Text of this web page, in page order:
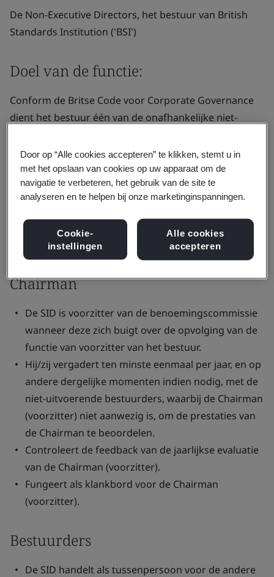
De Non-Executive Directors, het bestuur van British
Standards Institution ('BSI')
Doel van de functie:
Conform de Britse Code voor Corporate Governance
dient het bestuur één van de onafhankelijke niet-
Independent Director ('SID'). Deze rol omvat, naast de
algemene taken van een niet-uitvoerend bestuurder
zoals vastgelegd in de aanstellingsbrief, aanvullende
verantwoordelijkheden.
Verantwoordelijkheden:
Chairman
De SID is voorzitter van de benoemingscommissie
wanneer deze zich buigt over de opvolging van de
functie van voorzitter van het bestuur.
Hij/zij vergadert ten minste eenmaal per jaar, en op
andere dergelijke momenten indien nodig, met de
niet-uitvoerende bestuurders, waarbij de Chairman
(voorzitter) niet aanwezig is, om de prestaties van
de Chairman te beoordelen.
Controleert de feedback van de jaarlijkse evaluatie
van de Chairman (voorzitter).
Fungeert als klankbord voor de Chairman
(voorzitter).
Bestuurders
De SID handelt als tussenpersoon voor de andere
Door op “Alle cookies accepteren” te klikken, stemt u in
met het opslaan van cookies op uw apparaat om de
navigatie te verbeteren, het gebruik van de site te
analyseren en te helpen bij onze marketinginspanningen.
Cookie-
instellingen
Alle cookies
accepteren